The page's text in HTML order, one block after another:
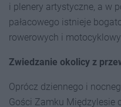
i plenery artystyczne, a w
pałacowego istnieje
rowerowych i
Zwiedzanie okolicy z
Oprócz dziennego i
Gości Zamku Międzylesie